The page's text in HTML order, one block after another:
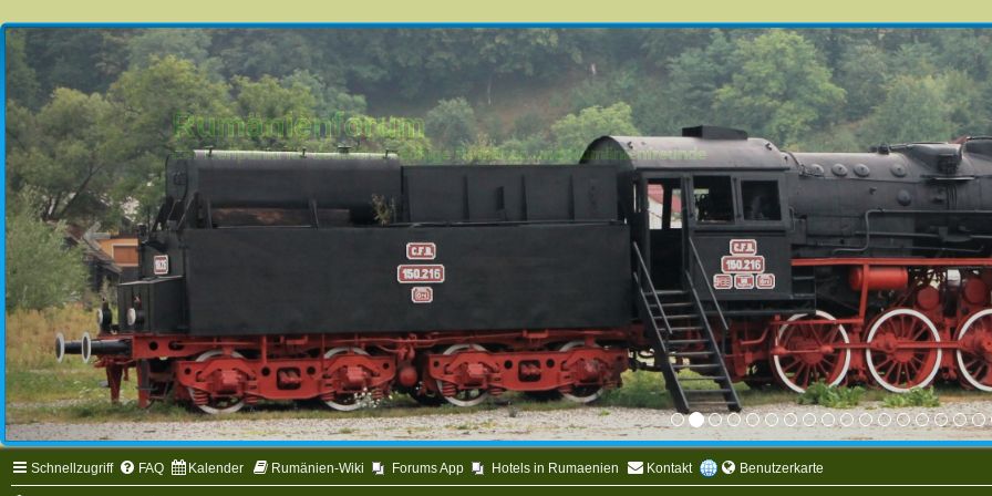
Rumänienforum
Ein Treffpunkt für deutschsprachige Rumänen und Rumänienfreunde
Schnellzugriff FAQ Kalender Rumänien-Wiki Forums App Hotels in Rumaenien Kontakt Benutzerkarte